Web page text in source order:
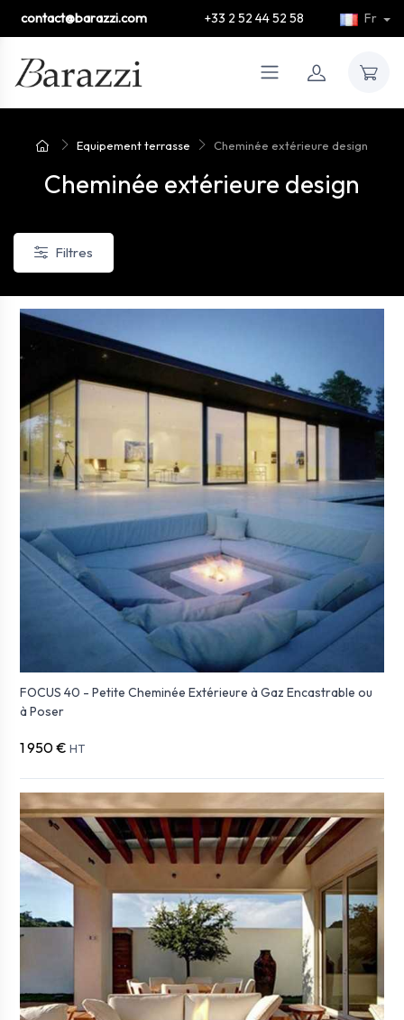
contact@barazzi.com +33 2 52 44 52 58 Fr
Equipement terrasse Cheminée extérieure design
Cheminée extérieure design
Filtres
FOCUS 40 - Petite Cheminée Extérieure à Gaz Encastrable ou
à Poser
1 950 € HT